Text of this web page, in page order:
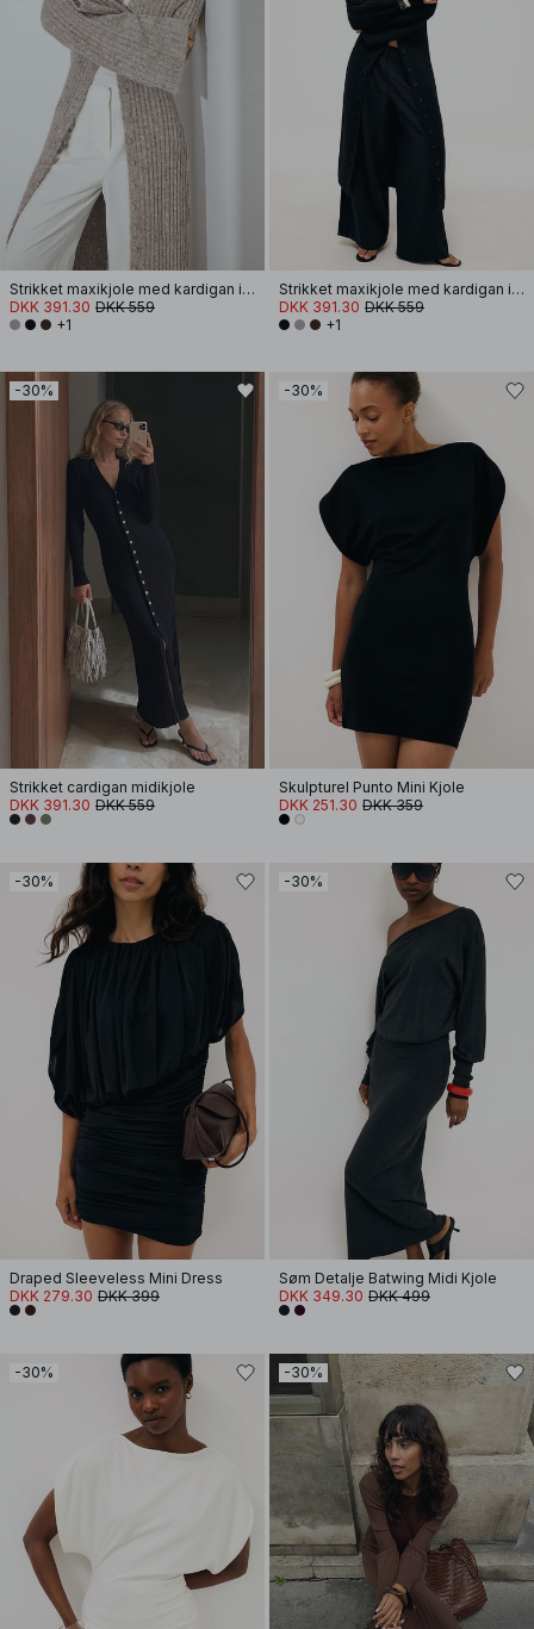
Strikket maxikjole med kardigan i uldblanding
DKK 391.30 DKK 559
+1
Strikket maxikjole med kardigan i uldblanding
DKK 391.30 DKK 559
+1
-30%
Strikket cardigan midikjole
DKK 391.30 DKK 559
-30%
Skulpturel Punto Mini Kjole
DKK 251.30 DKK 359
-30%
Draped Sleeveless Mini Dress
DKK 279.30 DKK 399
-30%
Søm Detalje Batwing Midi Kjole
DKK 349.30 DKK 499
-30% -30%